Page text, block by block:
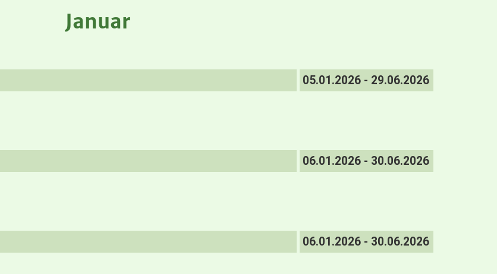
Januar
05.01.2026 - 29.06.2026
06.01.2026 - 30.06.2026
06.01.2026 - 30.06.2026